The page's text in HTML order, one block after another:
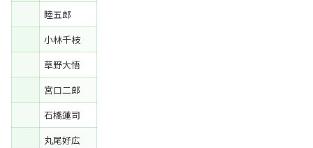
睦五郎
小林千枝
草野大悟
宮口二郎
石橋蓮司
丸尾好広